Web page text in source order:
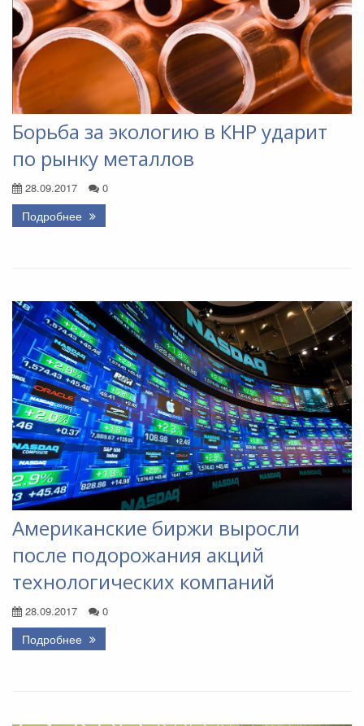
Борьба за экологию в КНР ударит
по рынку металлов
28.09.2017 0
Подробнее
Американские биржи выросли
после подорожания акций
технологических компаний
28.09.2017 0
Подробнее